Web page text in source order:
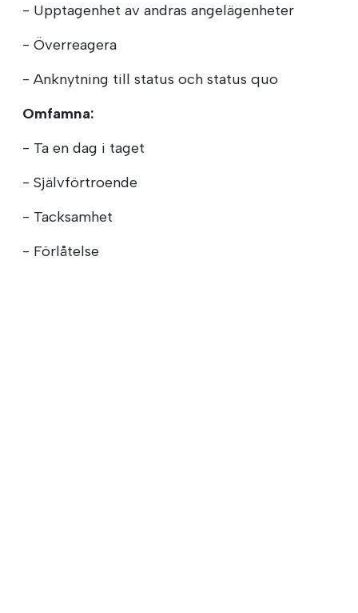
- Upptagenhet av andras angelägenheter
- Överreagera
- Anknytning till status och status quo
Omfamna:
- Ta en dag i taget
- Självförtroende
- Tacksamhet
- Förlåtelse